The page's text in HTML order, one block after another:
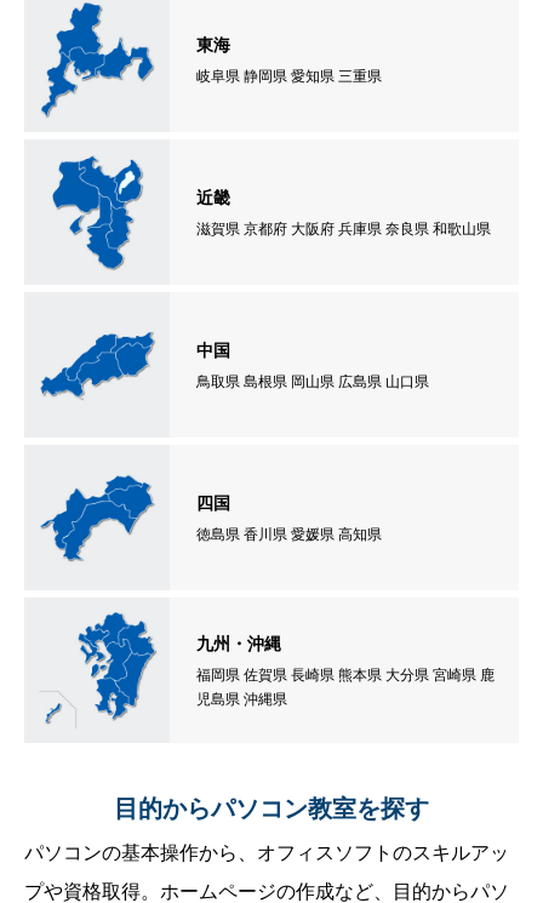
東海
岐阜県 静岡県 愛知県 三重県
近畿
滋賀県 京都府 大阪府 兵庫県 奈良県 和歌山県
中国
鳥取県 島根県 岡山県 広島県 山口県
四国
徳島県 香川県 愛媛県 高知県
九州・沖縄
福岡県 佐賀県 長崎県 熊本県 大分県 宮崎県 鹿
児島県 沖縄県
目的からパソコン教室を探す
パソコンの基本操作から、オフィスソフトのスキルアッ
プや資格取得。ホームページの作成など、目的からパソ